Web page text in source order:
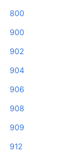
800
900
902
904
906
908
909
912